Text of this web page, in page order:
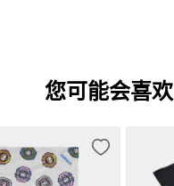
您可能会喜欢